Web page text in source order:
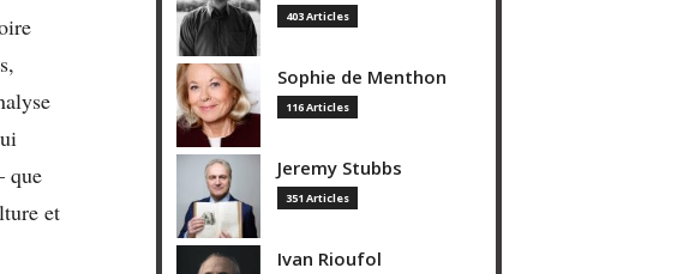
que
et
403 Articles
Sophie de Menthon
116 Articles
Jeremy Stubbs
351 Articles
Ivan Rioufol